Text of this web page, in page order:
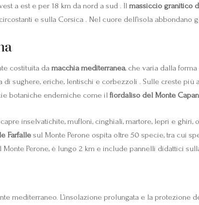
a est e per 18 km da nord a sud . Il massiccio granitico
e sulla Corsica . Nel cuore dell’isola
costituita da macchia mediterranea, che varia dalla
sughere, eriche, lentischi e corbezzoli . Sulle creste
botaniche endemiche come il fiordaliso del Monte
inselvatichite, mufloni, cinghiali, martore, lepri e
Farfalle sul Monte Perone ospita oltre 50 specie, tra cui
Monte Perone, è lungo 2 km e include pannelli didattici
mediterraneo. L’insolazione prolungata e la